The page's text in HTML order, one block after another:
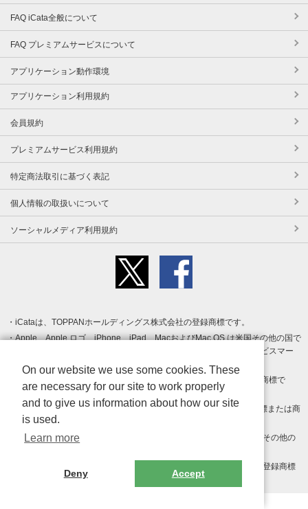
FAQ iCata全般について
FAQ プレミアムサービスについて
アプリケーション動作環境
アプリケーション利用規約
会員規約
プレミアムサービス利用規約
特定商法取引に基づく表記
個人情報の取扱いについて
ソーシャルメディア利用規約
iCataは、TOPPANホールディングス株式会社の登録商標です。
Apple、Apple ロゴ、iPhone、iPad、MacおよびMac OS は米国その他の国で
登録された Apple Inc. の商標です。App Store は Apple Inc. のサービスマー
クです。
Android、Google Play および Google Play ロゴ は Google LLC の商標で
す。
Windows は Microsoft Inc.の米国およびその他の国における登録商標または商
標です。
Adobe、Adobe Reader、Adobe PDF は、Adobe Inc.の米国およびその他の
その他、記載されている会社名、商品名、ロゴは各社の商標または登録商標
On our website we use some cookies. These
are necessary for our site to work properly
and to give us information about how our site
is used.
Learn more
Deny Accept